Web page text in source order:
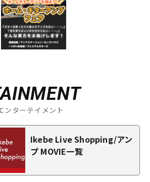
ンターテイメント
Ikebe Live Shopping/アン
プ MOVIE一覧